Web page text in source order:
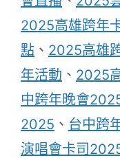
2025高雄跨年
點 、 2025高雄
年活動 、 2025
中跨年晚會
2025 、 台中跨
演唱會卡司